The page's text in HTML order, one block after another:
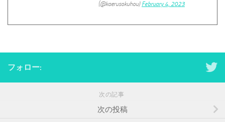
(@kaerusokuhou) February 4, 2023
フォロー:
次の記事
次の投稿